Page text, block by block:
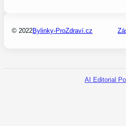
© 2022Bylinky-ProZdraví.cz
AI Editorial